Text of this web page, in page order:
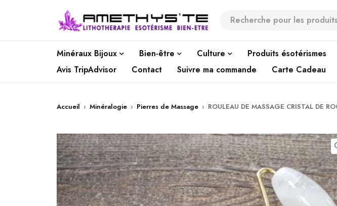
Minéraux Bijoux Bien-être Culture Produits ésotérismes
Avis TripAdvisor
Contact Suivre ma commande Carte Cadeau
Accueil › Minéralogie › Pierres de Massage › ROULEAU DE MASSAGE CRISTAL DE